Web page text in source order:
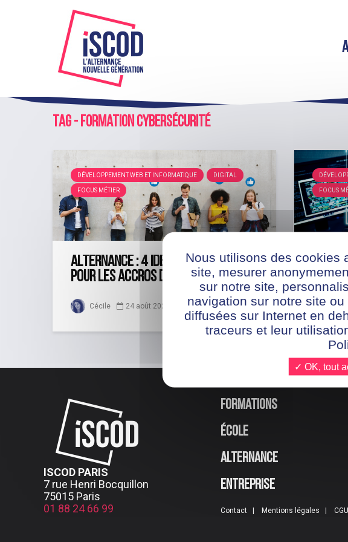
Tag - formation cybersécurité
DÉVELOPPEMENT WEB ET INFORMATIQUE DIGITAL
FOCUS MÉTIER
Alternance : 4 idées de métiers
pour les accros du numérique
Cécile 24 août 2022
FOCUS
plein
ISCOD PARIS
7 rue Henri Bocquillon
75015 Paris
01 88 24 66 99
Formations
École
Alternance
Entreprise
Contact Mentions légales CGU
Nous utilisons des cookies
site, mesurer
sur notre site,
navigation sur notre site
diffusées sur Internet en
traceurs et leur
✓ OK, tout